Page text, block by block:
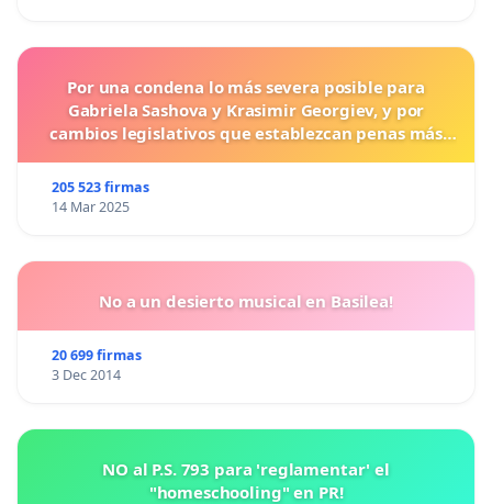
Por una condena lo más severa posible para
Gabriela Sashova y Krasimir Georgiev, y por
cambios legislativos que establezcan penas más
205 523 firmas
14 Mar 2025
No a un desierto musical en Basilea!
20 699 firmas
3 Dec 2014
NO al P.S. 793 para 'reglamentar' el
"homeschooling" en PR!